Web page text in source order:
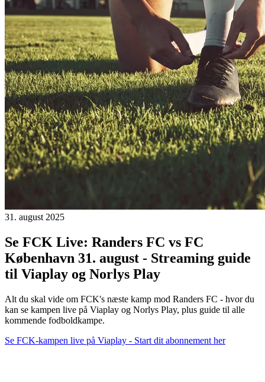
31. august 2025
Se FCK Live: Randers FC vs FC
København 31. august - Streaming guide
til Viaplay og Norlys Play
Alt du skal vide om FCK's næste kamp mod Randers FC - hvor du
kan se kampen live på Viaplay og Norlys Play, plus guide til alle
kommende fodboldkampe.
Se FCK-kampen live på Viaplay - Start dit abonnement her